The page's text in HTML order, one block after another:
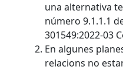
una alternativa
número 9.1.1.1
301549:2022-03
En algunes
relacions no